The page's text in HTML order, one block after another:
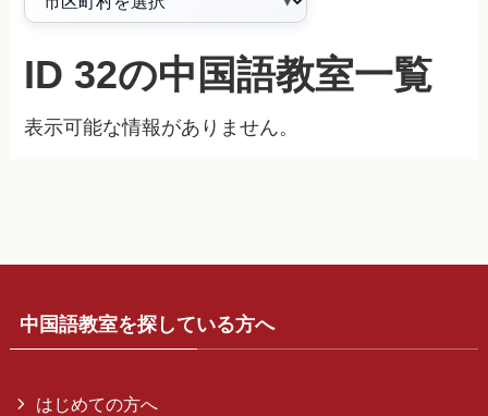
ID 32の中国語教室一覧
表示可能な情報がありません。
中国語教室を探している方へ
はじめての方へ